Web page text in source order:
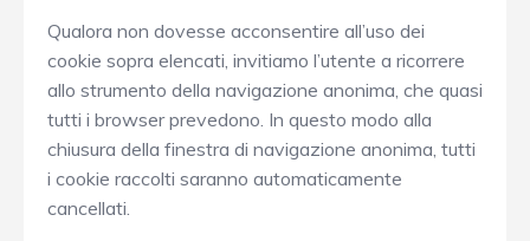
Qualora non dovesse acconsentire all’uso dei
cookie sopra elencati, invitiamo l’utente a ricorrere
allo strumento della navigazione anonima, che quasi
tutti i browser prevedono. In questo modo alla
chiusura della finestra di navigazione anonima, tutti
i cookie raccolti saranno automaticamente
cancellati.